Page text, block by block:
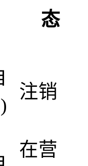
态
注销
在营